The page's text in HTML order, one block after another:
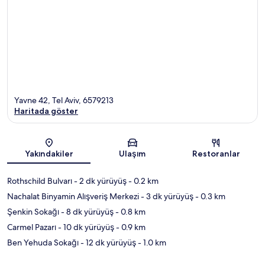
Harita
Yavne 42, Tel Aviv, 6579213
Haritada göster
Yakındakiler Ulaşım Restoranlar
Rothschild Bulvarı- 2 dk yürüyüş- 0.2 km
Nachalat Binyamin Alışveriş Merkezi- 3 dk yürüyüş- 0.3 km
Şenkin Sokağı- 8 dk yürüyüş- 0.8 km
Carmel Pazarı- 10 dk yürüyüş- 0.9 km
Ben Yehuda Sokağı- 12 dk yürüyüş- 1.0 km